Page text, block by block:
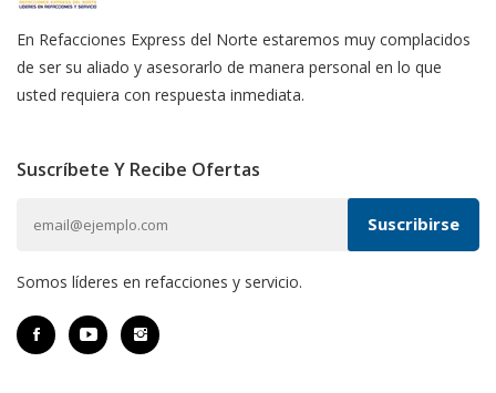
En Refacciones Express del Norte estaremos muy complacidos
de ser su aliado y asesorarlo de manera personal en lo que
usted requiera con respuesta inmediata.
Suscríbete Y Recibe Ofertas
Somos líderes en refacciones y servicio.